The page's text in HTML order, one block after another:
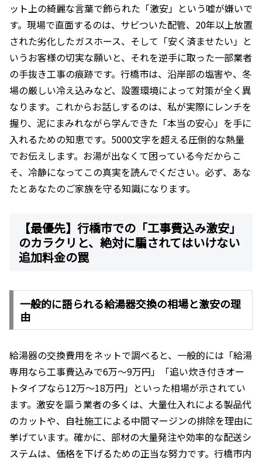
ット上の綺麗な言葉で飾られた「激安」という嘘が嫌いで
す。現場で直面するのは、サビついた配管、20年以上放置
された劣化したガスホース、そして「安く済ませたい」と
いうお客様の切実な願いと、それを逆手に取った一部業者
の手抜き工事の痕跡です。行橋市は、沿岸部の塩害や、冬
場の厳しい冷え込みなど、設置環境によって対策が全く異
なります。これからお話しするのは、私が実際にレンチを
握り、泥にまみれながら学んできた「本当の安心」を手に
入れるための知恵です。5000文字を超える圧倒的な熱量
でお伝えします。お湯が出なくて困っている今だからこ
そ、冷静になってこの真実を読んでください。必ず、あな
たとあなたのご家族を守る知識になります。
【最優先】行橋市での「工事費込み激安」
のカラクリと、絶対に騙されてはいけない
追加料金の罠
一般的に語られる給湯器交換の相場と激安の理
由
給湯器の交換費用をネットで調べると、一般的には「給湯
専用なら工事費込みで6万〜9万円」「追い炊き付きオー
トタイプなら12万〜18万円」といった相場が示されてい
ます。激安を謳う業者の多くは、大量仕入れによる製品代
のカットや、自社施工による中間マージンの排除を理由に
挙げています。確かに、部材の大量発注や効率的な配送シ
ステムは、価格を下げるための正当な努力です。行橋市内